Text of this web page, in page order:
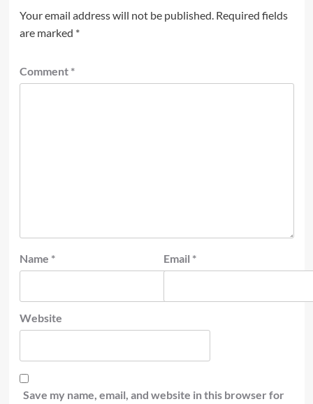
Your email address will not be published. Required fields
are marked *
Comment *
Name * Email *
Website
Save my name, email, and website in this browser for